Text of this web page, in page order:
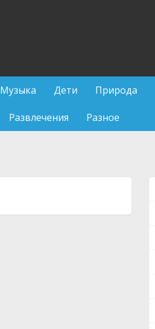
Музыка Дети Природа
Развлечения Разное